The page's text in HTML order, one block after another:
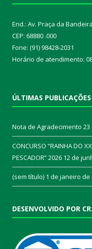
End.: Av. Praça da
CEP: 68880 .000
Fone: (91) 98428-2031
Horário de atendimento:
ÚLTIMAS PUBLICAÇÕES
Nota de Agradecimento 23
CONCURSO “RAINHA DO
PESCADOR” 2026 12 de
(sem título) 1 de janeiro de
DESENVOLVIDO POR